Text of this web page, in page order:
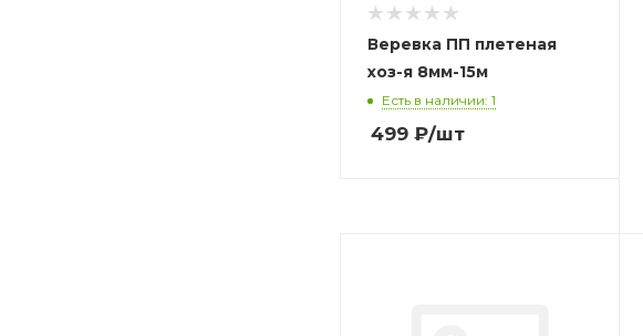
Веревка ПП плетеная
хоз-я 8мм-15м
Есть в наличии: 1
499 ₽/шт